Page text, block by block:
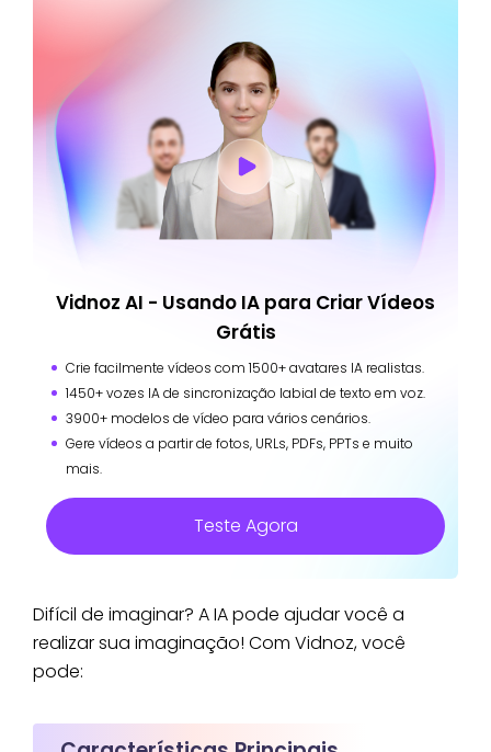
Vidnoz AI - Usando IA para Criar Vídeos
Grátis
Crie facilmente vídeos com 1500+ avatares IA realistas.
1450+ vozes IA de sincronização labial de texto em voz.
3900+ modelos de vídeo para vários cenários.
Gere vídeos a partir de fotos, URLs, PDFs, PPTs e muito
mais.
Teste Agora
Difícil de imaginar? A IA pode ajudar você a
realizar sua imaginação! Com Vidnoz, você
pode: